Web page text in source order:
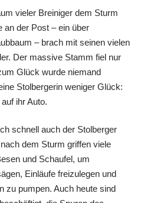
vieler Breiniger dem Sturm
an der Post – ein über
– brach mit seinen vielen
Der massive Stamm fiel nur
Glück wurde niemand
Stolbergerin weniger Glück:
ihr Auto.
schnell auch der Stolberger
dem Sturm griffen viele
und Schaufel, um
Einläufe freizulegen und
zu pumpen. Auch heute sind